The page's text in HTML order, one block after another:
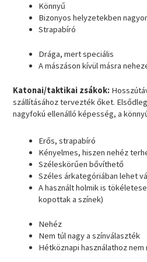
Könnyű
Bizonyos helyzetekben
Strapabíró
Drága, mert speciális
A mászáson kívül másra
Katonai/taktikai zsákok:
szállításához tervezték őket.
nagyfokú ellenálló képesség, a
Erős, strapabíró
Kényelmes, hiszen nehéz
Széleskörűen bővíthető
Széles árkategóriában lehet
A használt holmik is
kopottak a színek)
Nehéz
Nem túl nagy a színválaszték
Hétköznapi használathoz nem